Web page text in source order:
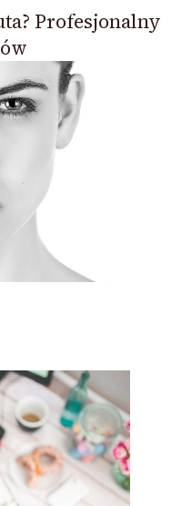
Profesjonalny